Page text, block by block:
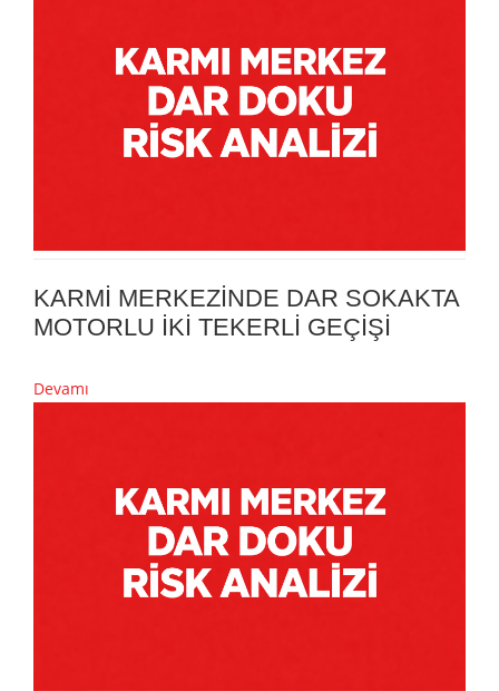
KARMİ MERKEZİNDE DAR SOKAKTA
MOTORLU İKİ TEKERLİ GEÇİŞİ
Devamı